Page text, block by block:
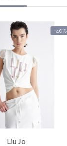
-40%
Liu Jo